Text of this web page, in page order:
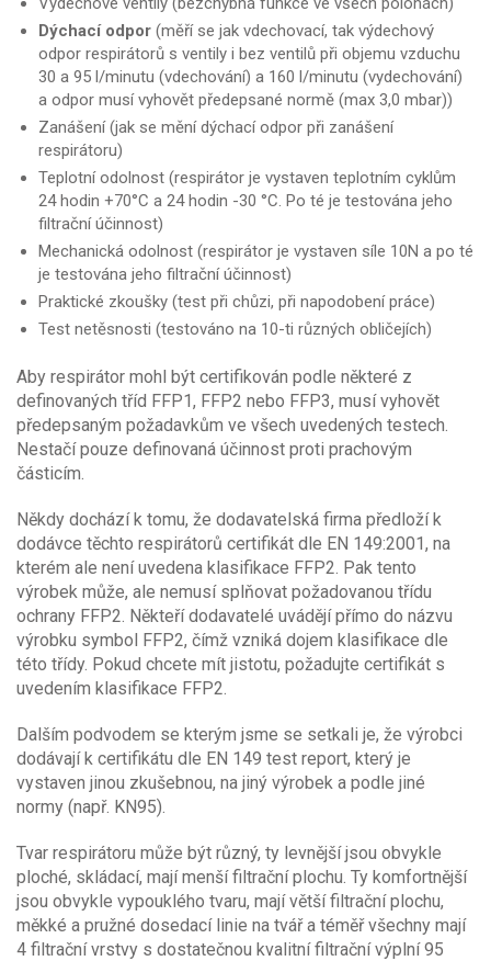
Dýchací odpor (měří se jak vdechovací, tak výdechový
odpor respirátorů s ventily i bez ventilů při objemu vzduchu
30 a 95 l/minutu (vdechování) a 160 l/minutu (vydechování)
a odpor musí vyhovět předepsané normě (max 3,0 mbar))
Zanášení (jak se mění dýchací odpor při zanášení
respirátoru)
Teplotní odolnost (respirátor je vystaven teplotním cyklům
24 hodin +70°C a 24 hodin -30 °C. Po té je testována jeho
filtrační účinnost)
Mechanická odolnost (respirátor je vystaven síle 10N a po té
je testována jeho filtrační účinnost)
Praktické zkoušky (test při chůzi, při napodobení práce)
Test netěsnosti (testováno na 10-ti různých obličejích)
Aby respirátor mohl být certifikován podle některé z
definovaných tříd FFP1, FFP2 nebo FFP3, musí vyhovět
předepsaným požadavkům ve všech uvedených testech.
Nestačí pouze definovaná účinnost proti prachovým
částicím.
Někdy dochází k tomu, že dodavatelská firma předloží k
dodávce těchto respirátorů certifikát dle EN 149:2001, na
kterém ale není uvedena klasifikace FFP2. Pak tento
výrobek může, ale nemusí splňovat požadovanou třídu
ochrany FFP2. Někteří dodavatelé uvádějí přímo do názvu
výrobku symbol FFP2, čímž vzniká dojem klasifikace dle
této třídy. Pokud chcete mít jistotu, požadujte certifikát s
uvedením klasifikace FFP2.
Dalším podvodem se kterým jsme se setkali je, že výrobci
dodávají k certifikátu dle EN 149 test report, který je
vystaven jinou zkušebnou, na jiný výrobek a podle jiné
normy (např. KN95).
Tvar respirátoru může být různý, ty levnější jsou obvykle
ploché, skládací, mají menší filtrační plochu. Ty komfortnější
jsou obvykle vypouklého tvaru, mají větší filtrační plochu,
měkké a pružné dosedací linie na tvář a téměř všechny mají
4 filtrační vrstvy s dostatečnou kvalitní filtrační výplní 95